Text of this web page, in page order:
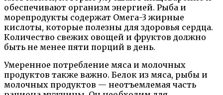
обеспечивают организм энергией. Рыба и
морепродукты содержат Омега-3 жирные
кислоты, которые полезны для здоровья сердца.
Количество свежих овощей и фруктов должно
быть не менее пяти порций в день.
Умеренное потребление мяса и молочных
продуктов также важно. Белок из мяса, рыбы и
молочных продуктов — неотъемлемая часть